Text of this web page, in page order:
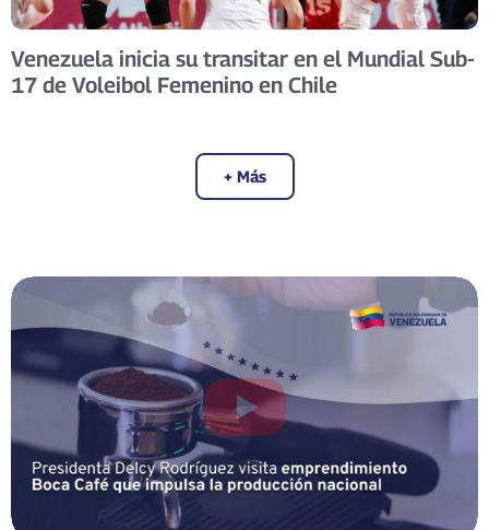
Venezuela inicia su transitar en el Mundial Sub-
17 de Voleibol Femenino en Chile
+ Más